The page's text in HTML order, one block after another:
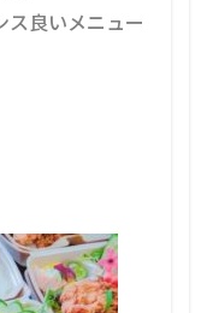
ス良いメニュー⁡